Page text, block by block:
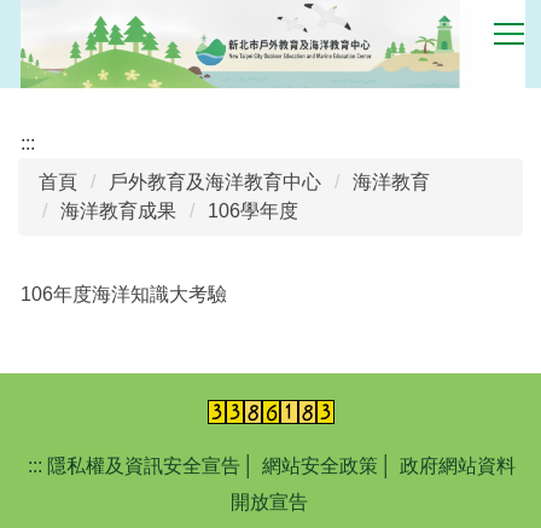
到
主
內
:::
首頁
戶外教育及海洋教育中心
海洋教育
海洋教育成果
106學年度
106年度海洋知識大考驗
::: 隱私權及資訊安全宣告 網站安全政策
政府網站資料
開放宣告